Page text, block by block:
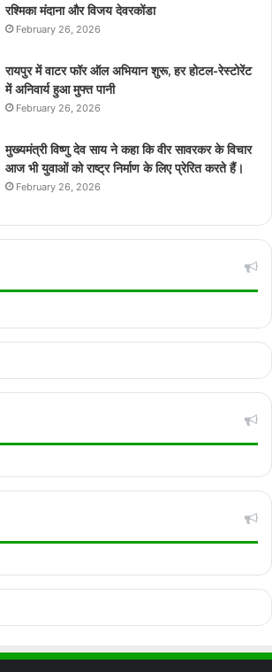
रश्मिका मंदाना और विजय देवरकोंडा
February 26, 2026
रायपुर में वाटर फॉर ऑल अभियान शुरू, हर होटल-रेस्टोरेंट
में अनिवार्य हुआ मुफ्त पानी
February 26, 2026
मुख्यमंत्री विष्णु देव साय ने कहा कि वीर सावरकर के विचार
आज भी युवाओं को राष्ट्र निर्माण के लिए प्रेरित करते हैं।
February 26, 2026